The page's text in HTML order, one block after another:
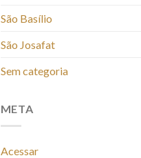
São Basílio
São Josafat
Sem categoria
META
Acessar